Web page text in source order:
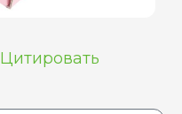
Цитировать